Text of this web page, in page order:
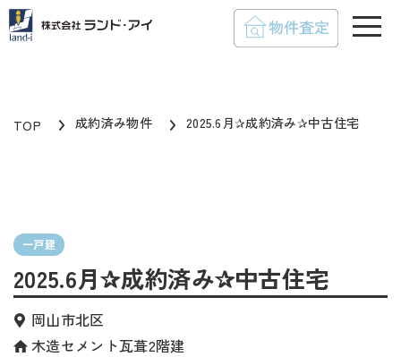
TOP 成約済み物件 2025.6月✰成約済み✰中古住宅
一戸建
2025.6月✰成約済み✰中古住宅
岡山市北区
木造セメント瓦葺2階建